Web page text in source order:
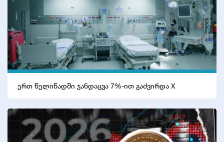
ერთ წელიწადში ჯანდაცვა 7%-ით გაძვირდა X